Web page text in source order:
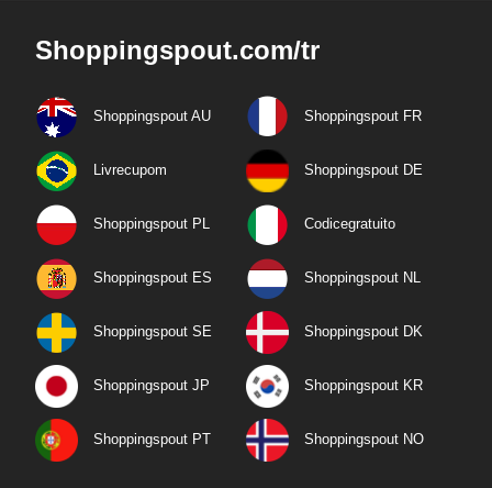
Shoppingspout.com/tr
Shoppingspout AU Shoppingspout FR
Livrecupom Shoppingspout DE
Shoppingspout PL Codicegratuito
Shoppingspout ES Shoppingspout NL
Shoppingspout SE Shoppingspout DK
Shoppingspout JP Shoppingspout KR
Shoppingspout PT Shoppingspout NO